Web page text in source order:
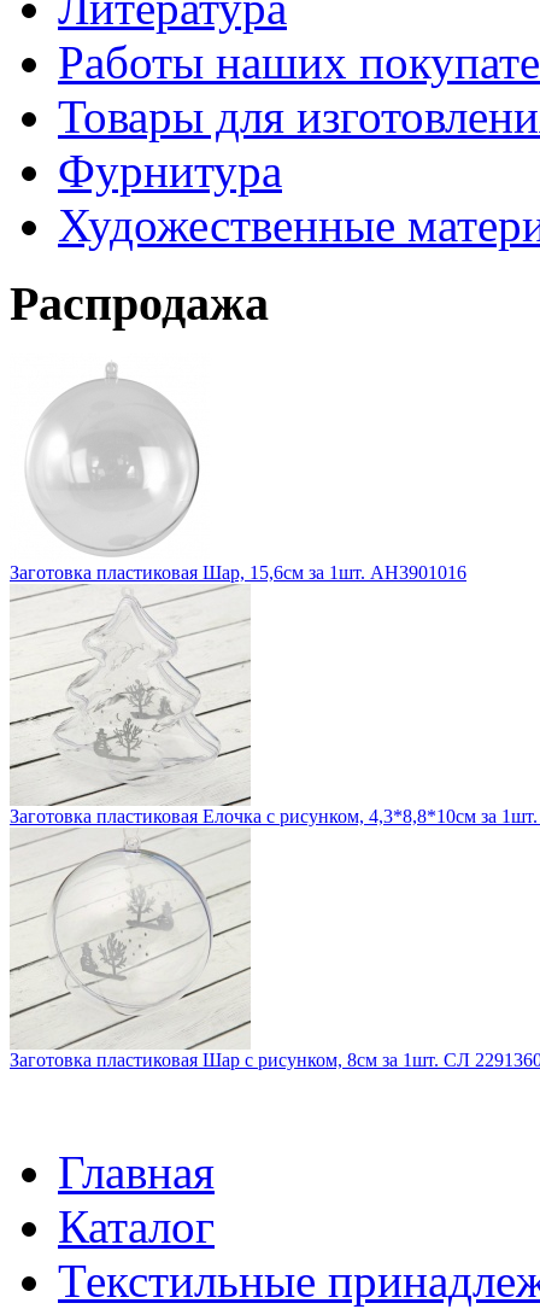
Работы наших
Товары для
Фурнитура
Художественные
Распродажа
Заготовка пластиковая Шар, 15,6см за 1шт. АН3901016
Заготовка пластиковая Елочка с рисунком, 4,3*8,8*10см за
Заготовка пластиковая Шар с рисунком, 8см за 1шт. СЛ
Главная
Каталог
Текстильные